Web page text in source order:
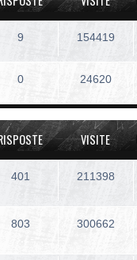
9 154419
0 24620
VISITE
401 211398
803 300662